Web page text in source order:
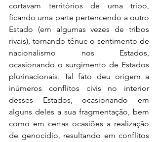
cortavam territórios de uma tribo,
ficando uma parte pertencendo a outro
Estado (em algumas vezes de tribos
rivais), tornando tênue o sentimento de
nacionalismo nos Estados,
ocasionando o surgimento de Estados
plurinacionais. Tal fato deu origem a
inúmeros conflitos civis no interior
desses Estados, ocasionando em
alguns deles a sua fragmentação, bem
como em certas ocasiões a realização
de genocídio, resultando em conflitos